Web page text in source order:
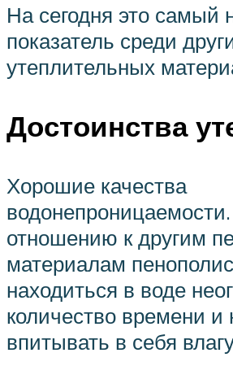
На сегодня это самый
показатель среди
утеплительных
Достоинства
Хорошие качества
отношению к другим
материалам
находиться в воде
количество времени и
впитывать в себя